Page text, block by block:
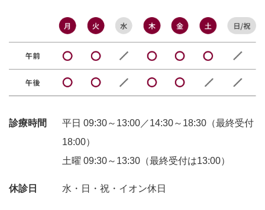
診療時間
平日 09:30～13:00／14:30～18:30（最終受付
18:00）
土曜 09:30～13:30（最終受付は13:00）
休診日 水・日・祝・イオン休日